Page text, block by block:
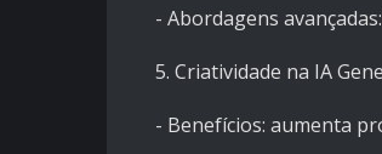
- Abordagens avançadas:
5. Criatividade na IA
- Benefícios: aumenta